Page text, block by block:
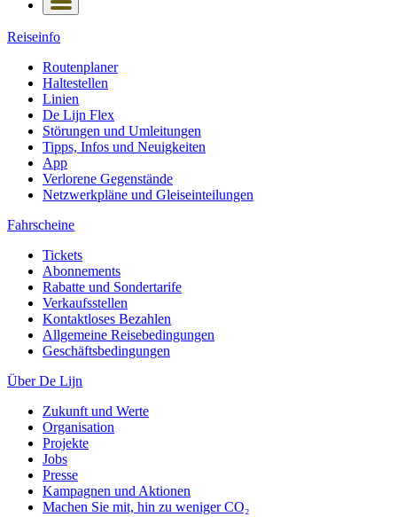
Reiseinfo
Routenplaner
Haltestellen
Linien
De Lijn Flex
Störungen und Umleitungen
Tipps, Infos und Neuigkeiten
App
Verlorene Gegenstände
Netzwerkpläne und Gleiseinteilungen
Fahrscheine
Tickets
Abonnements
Rabatte und Sondertarife
Verkaufsstellen
Kontaktloses Bezahlen
Allgemeine Reisebedingungen
Geschäftsbedingungen
Über De Lijn
Zukunft und Werte
Organisation
Projekte
Jobs
Presse
Kampagnen und Aktionen
Machen Sie mit, hin zu weniger CO₂